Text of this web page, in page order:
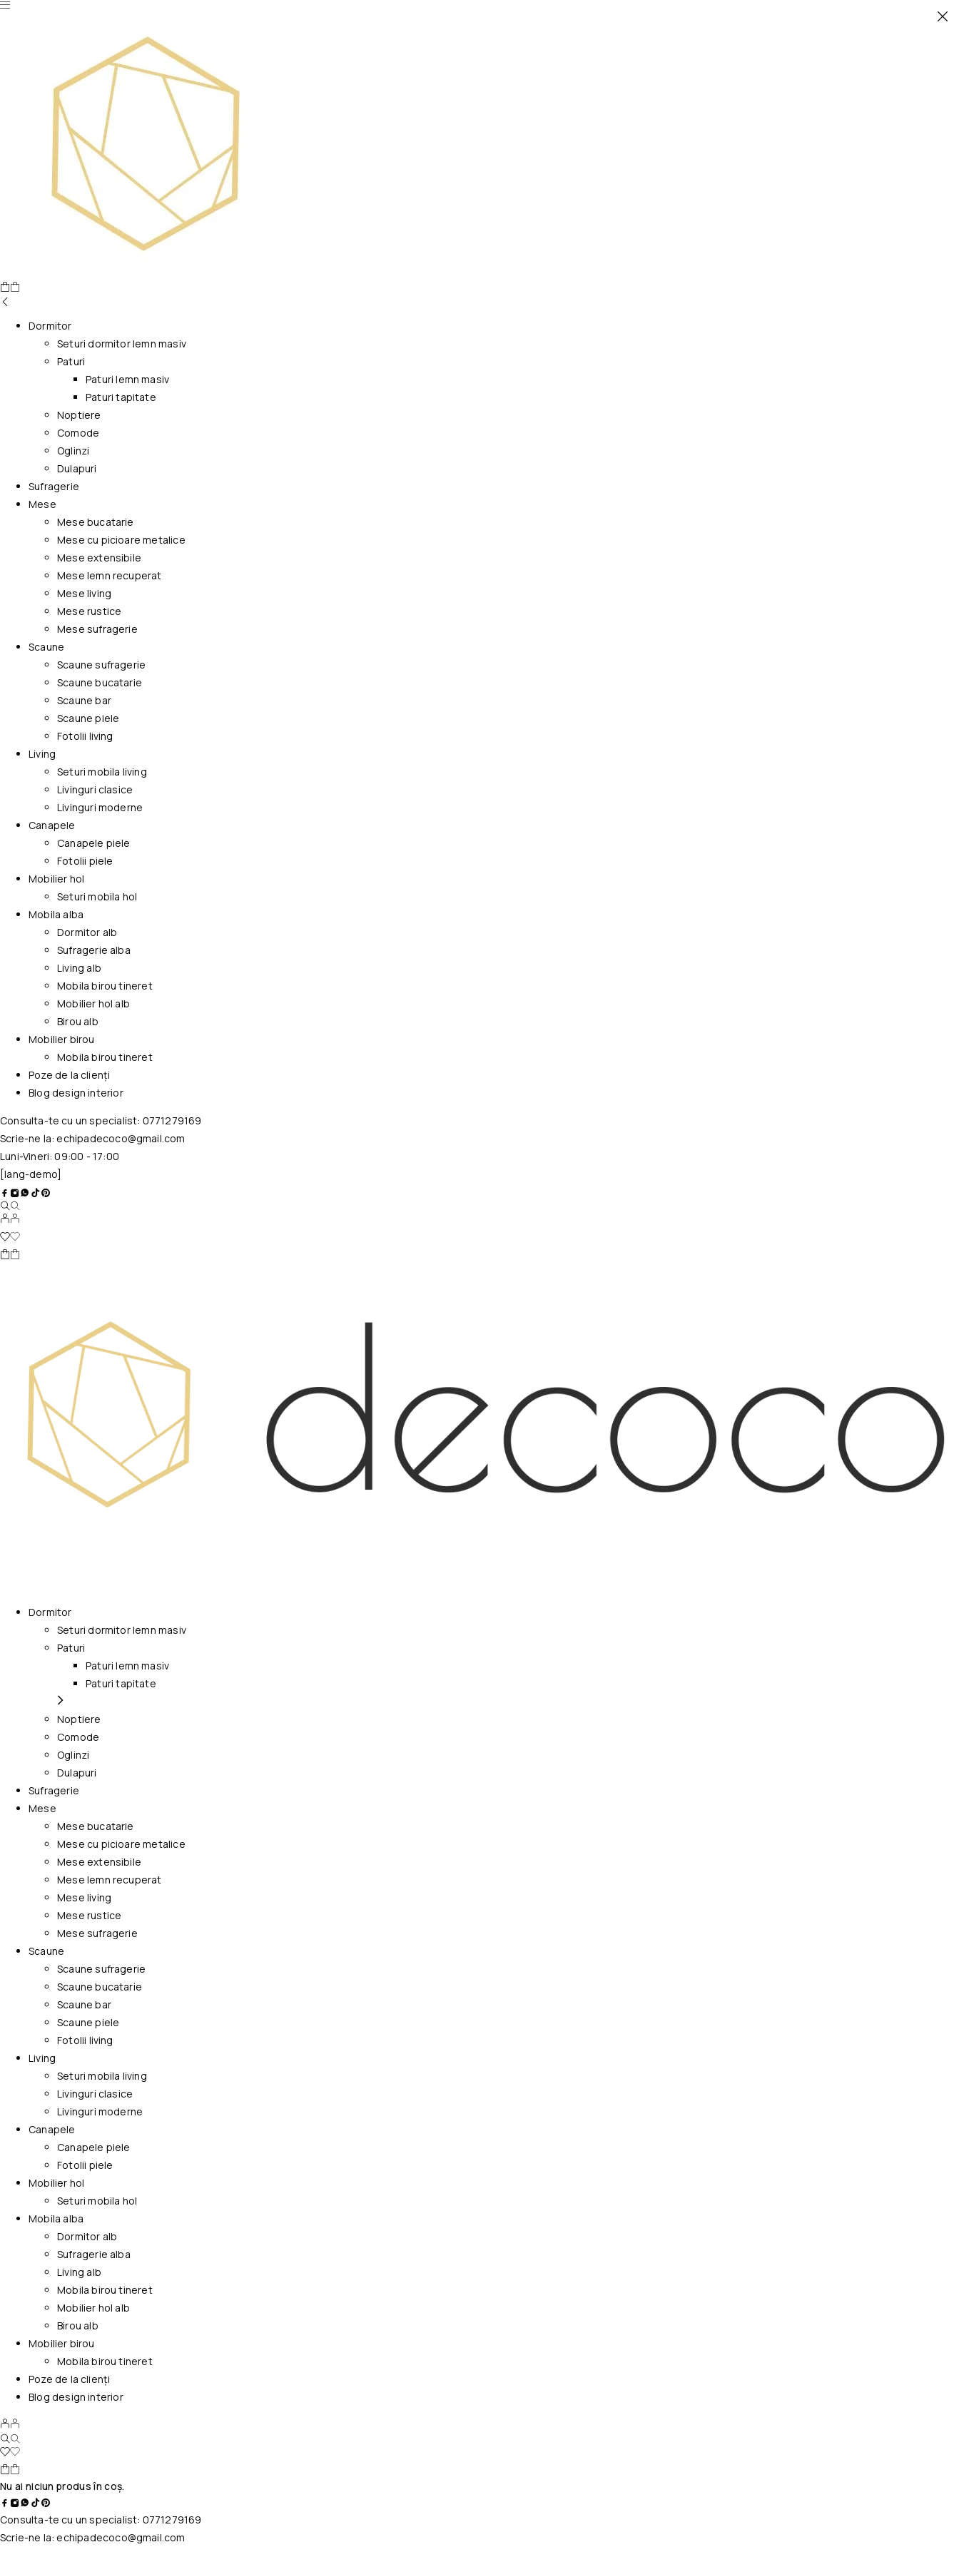
Nu ai niciun produs în coș.
Dormitor
Seturi dormitor lemn masiv
Paturi
Paturi lemn masiv
Paturi tapitate
Noptiere
Comode
Oglinzi
Dulapuri
Sufragerie
Mese
Mese bucatarie
Mese cu picioare metalice
Mese extensibile
Mese lemn recuperat
Mese living
Mese rustice
Mese sufragerie
Scaune
Scaune sufragerie
Scaune bucatarie
Scaune bar
Scaune piele
Fotolii living
Living
Seturi mobila living
Livinguri clasice
Livinguri moderne
Canapele
Canapele piele
Fotolii piele
Mobilier hol
Seturi mobila hol
Mobila alba
Dormitor alb
Sufragerie alba
Living alb
Mobila birou tineret
Mobilier hol alb
Birou alb
Mobilier birou
Mobila birou tineret
Poze de la clienți
Blog design interior
Consulta-te cu un specialist: 0771279169
Scrie-ne la:echipadecoco@gmail.com
Luni-Vineri: 09:00 - 17:00
[lang-demo]
Dormitor
Seturi dormitor lemn masiv
Paturi
Paturi lemn masiv
Paturi tapitate
Noptiere
Comode
Oglinzi
Dulapuri
Sufragerie
Mese
Mese bucatarie
Mese cu picioare metalice
Mese extensibile
Mese lemn recuperat
Mese living
Mese rustice
Mese sufragerie
Scaune
Scaune sufragerie
Scaune bucatarie
Scaune bar
Scaune piele
Fotolii living
Living
Seturi mobila living
Livinguri clasice
Livinguri moderne
Canapele
Canapele piele
Fotolii piele
Mobilier hol
Seturi mobila hol
Mobila alba
Dormitor alb
Sufragerie alba
Living alb
Mobila birou tineret
Mobilier hol alb
Birou alb
Mobilier birou
Mobila birou tineret
Poze de la clienți
Blog design interior
Nu ai niciun produs în coș.
Consulta-te cu un specialist: 0771279169
Scrie-ne la:echipadecoco@gmail.com